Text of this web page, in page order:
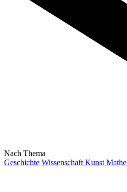
Nach Thema
Geschichte Wissenschaft Kunst Mathe